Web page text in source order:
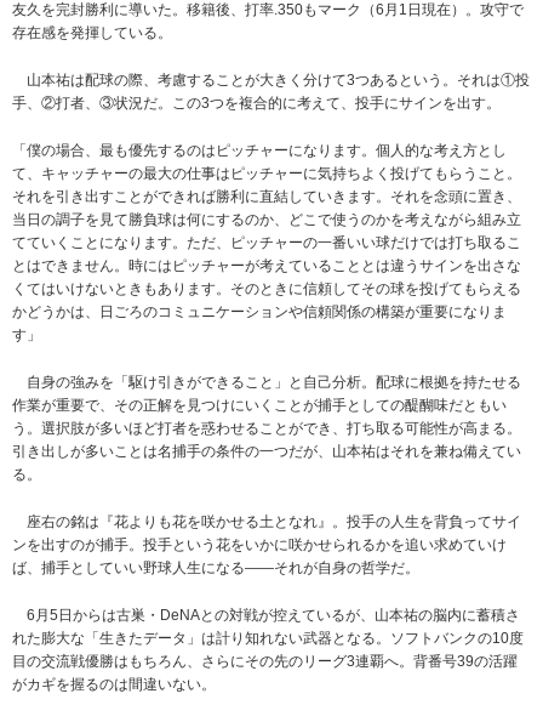
友久を完封勝利に導いた。移籍後、打率.350もマーク（6月1日現在）。攻守で
存在感を発揮している。
山本祐は配球の際、考慮することが大きく分けて3つあるという。それは①投
手、②打者、③状況だ。この3つを複合的に考えて、投手にサインを出す。
「僕の場合、最も優先するのはピッチャーになります。個人的な考え方とし
て、キャッチャーの最大の仕事はピッチャーに気持ちよく投げてもらうこと。
それを引き出すことができれば勝利に直結していきます。それを念頭に置き、
当日の調子を見て勝負球は何にするのか、どこで使うのかを考えながら組み立
てていくことになります。ただ、ピッチャーの一番いい球だけでは打ち取るこ
とはできません。時にはピッチャーが考えていることとは違うサインを出さな
くてはいけないときもあります。そのときに信頼してその球を投げてもらえる
かどうかは、日ごろのコミュニケーションや信頼関係の構築が重要になりま
す」
自身の強みを「駆け引きができること」と自己分析。配球に根拠を持たせる
作業が重要で、その正解を見つけにいくことが捕手としての醍醐味だともい
う。選択肢が多いほど打者を惑わせることができ、打ち取る可能性が高まる。
引き出しが多いことは名捕手の条件の一つだが、山本祐はそれを兼ね備えてい
る。
座右の銘は『花よりも花を咲かせる土となれ』。投手の人生を背負ってサイ
ンを出すのが捕手。投手という花をいかに咲かせられるかを追い求めていけ
ば、捕手としていい野球人生になる――それが自身の哲学だ。
6月5日からは古巣・DeNAとの対戦が控えているが、山本祐の脳内に蓄積さ
れた膨大な「生きたデータ」は計り知れない武器となる。ソフトバンクの10度
目の交流戦優勝はもちろん、さらにその先のリーグ3連覇へ。背番号39の活躍
がカギを握るのは間違いない。